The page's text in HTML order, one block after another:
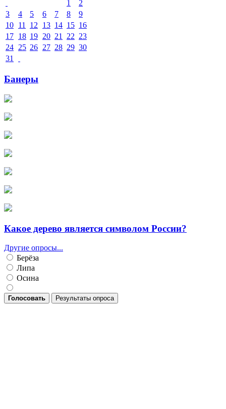
1
2
3
4 5 6 7 8
9
10 11 12 13 14 15 16
17 18 19 20 21 22 23
24 25 26 27 28 29 30
31
Банеры
Какое дерево является символом России?
Другие опросы...
Берёза
Липа
Осина
Голосовать Результаты опроса